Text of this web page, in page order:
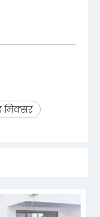
मिक्सर